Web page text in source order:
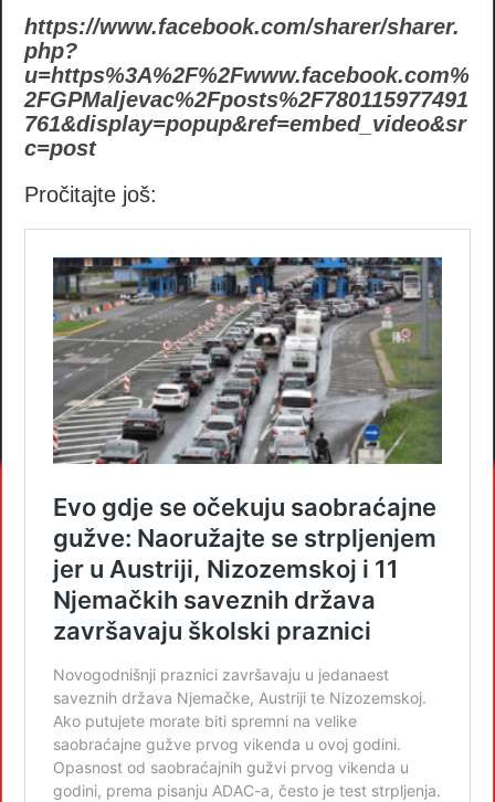
https://www.facebook.com/sharer/sharer.
php?
u=https%3A%2F%2Fwww.facebook.com%
2FGPMaljevac%2Fposts%2F780115977491
761&display=popup&ref=embed_video&sr
c=post
Pročitajte još: